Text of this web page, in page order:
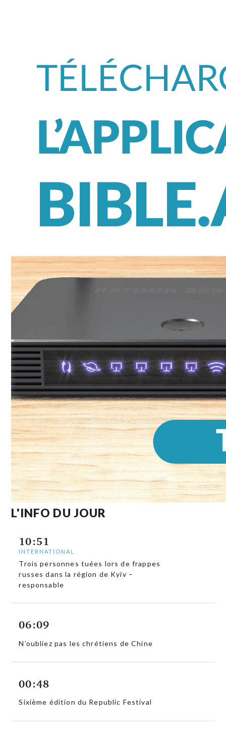
L'INFO DU JOUR
10:51
INTERNATIONAL
Trois personnes tuées lors de frappes
russes dans la région de Kyiv –
responsable
06:09
N’oubliez pas les chrétiens de Chine
00:48
Sixième édition du Republic Festival